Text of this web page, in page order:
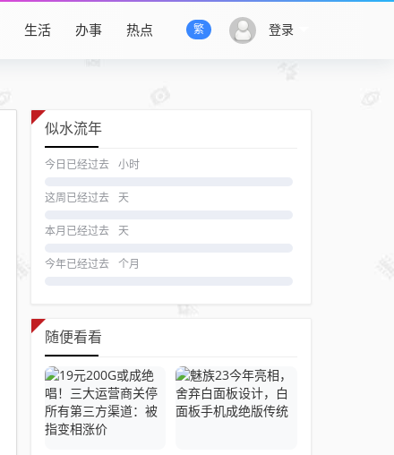
登录
繁
生活 办事 热点
似水流年
今日已经过去 小时
这周已经过去 天
本月已经过去 天
今年已经过去 个月
随便看看